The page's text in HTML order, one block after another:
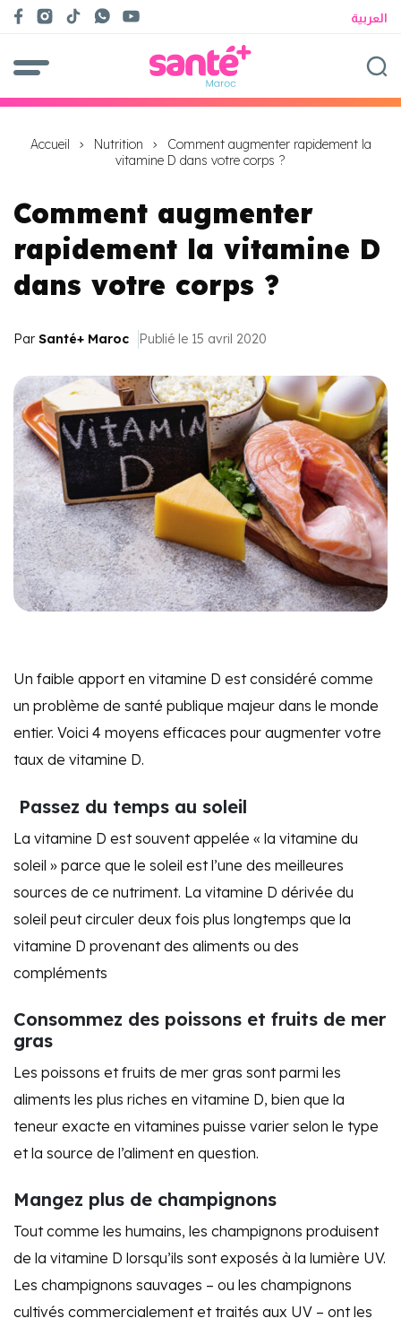
العربية
Accueil Nutrition
Comment augmenter rapidement la
vitamine D dans votre corps ?
Comment augmenter
rapidement la vitamine D
dans votre corps ?
Par Santé+ Maroc Publié le 15 avril 2020
Un faible apport en vitamine D est considéré comme
un problème de santé publique majeur dans le monde
entier. Voici 4 moyens efficaces pour augmenter votre
taux de vitamine D.
Passez du temps au soleil
La vitamine D est souvent appelée « la vitamine du
soleil » parce que le soleil est l’une des meilleures
sources de ce nutriment. La vitamine D dérivée du
soleil peut circuler deux fois plus longtemps que la
vitamine D provenant des aliments ou des
compléments
Consommez des poissons et fruits de mer
gras
Les poissons et fruits de mer gras sont parmi les
aliments les plus riches en vitamine D, bien que la
teneur exacte en vitamines puisse varier selon le type
et la source de l’aliment en question.
Mangez plus de champignons
Tout comme les humains, les champignons produisent
de la vitamine D lorsqu’ils sont exposés à la lumière UV.
Les champignons sauvages – ou les champignons
cultivés commercialement et traités aux UV – ont les